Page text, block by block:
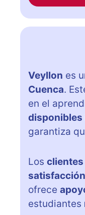
Veyllon es
Cuenca.
en el
disponibles
garantiza
Los clientes
ofrece
estudiantes